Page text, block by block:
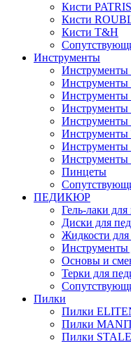
Кисти
Кисти
Кисти T&H
Инструменты
Инструменты
Инструменты
Инструменты
Инструменты
Пинцеты
ПЕДИКЮР
Гель-лаки
Диски для
Жидкости
Инструменты
Основы и
Терки для
Пилки
Пилки
Пилки
Пилки